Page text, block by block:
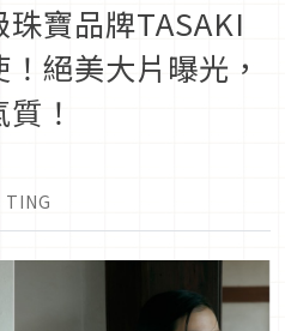
寶品牌TASAKI
絕美大片曝光，
！
TING